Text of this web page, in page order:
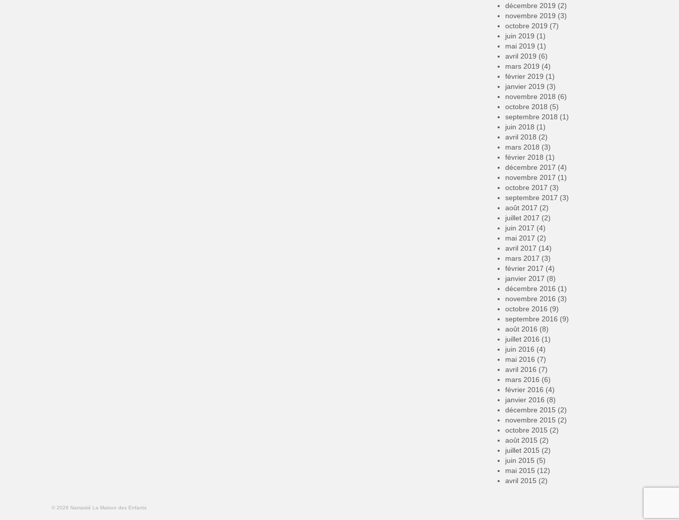
décembre 2019 (2)
novembre 2019 (3)
octobre 2019 (7)
juin 2019 (1)
mai 2019 (1)
avril 2019 (6)
mars 2019 (4)
février 2019 (1)
janvier 2019 (3)
novembre 2018 (6)
octobre 2018 (5)
septembre 2018 (1)
juin 2018 (1)
avril 2018 (2)
mars 2018 (3)
février 2018 (1)
décembre 2017 (4)
novembre 2017 (1)
octobre 2017 (3)
septembre 2017 (3)
août 2017 (2)
juillet 2017 (2)
juin 2017 (4)
mai 2017 (2)
avril 2017 (14)
mars 2017 (3)
février 2017 (4)
janvier 2017 (8)
décembre 2016 (1)
novembre 2016 (3)
octobre 2016 (9)
septembre 2016 (9)
août 2016 (8)
juillet 2016 (1)
juin 2016 (4)
mai 2016 (7)
avril 2016 (7)
mars 2016 (6)
février 2016 (4)
janvier 2016 (8)
décembre 2015 (2)
novembre 2015 (2)
octobre 2015 (2)
août 2015 (2)
juillet 2015 (2)
juin 2015 (5)
mai 2015 (12)
avril 2015 (2)
© 2026 Namasté La Maison des Enfants